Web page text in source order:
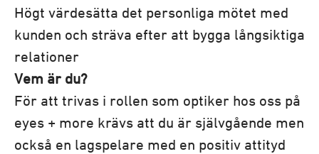
Högt värdesätta det personliga mötet med
kunden och sträva efter att bygga långsiktiga
relationer
Vem är du?
För att trivas i rollen som optiker hos oss på
eyes + more krävs att du är självgående men
också en lagspelare med en positiv attityd